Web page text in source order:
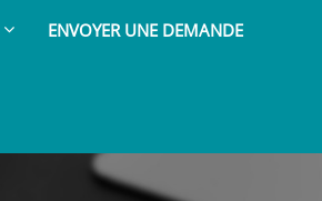
ENVOYER UNE DEMANDE